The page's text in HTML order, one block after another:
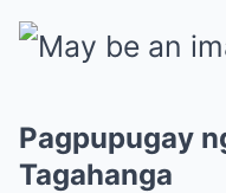
Pagpupugay
Tagahanga